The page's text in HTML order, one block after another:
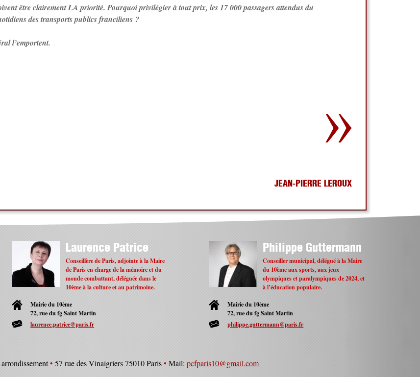
être clairement LA priorité. Pourquoi privilégier à tout prix, les 17 000 passagers attendus du
des transports publics franciliens ?
l’emportent.
JEAN-PIERRE LEROUX
Laurence Patrice
Conseillère de Paris, adjointe à la Maire
de Paris en charge de la mémoire et du
monde combattant, déléguée dans le
10ème à la culture et au patrimoine.
Mairie du 10ème
72, rue du fg Saint Martin
laurence.patrice@paris.fr
Philippe Guttermann
Conseiller municipal, délégué à la Maire
du 10ème aux sports, aux jeux
olympiques et paralympiques de 2024, et
à l’éducation populaire.
Mairie du 10ème
72, rue du fg Saint Martin
philippe.guttermann@paris.fr
• 57 rue des Vinaigriers 75010 Paris• Mail: pcfparis10@gmail.com